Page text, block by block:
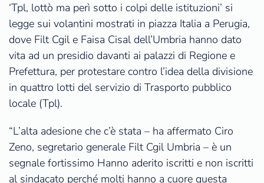
‘Tpl, lottò ma perì sotto i colpi delle istituzioni’ si
legge sui volantini mostrati in piazza Italia a Perugia,
dove Filt Cgil e Faisa Cisal dell’Umbria hanno dato
vita ad un presidio davanti ai palazzi di Regione e
Prefettura, per protestare contro l’idea della divisione
in quattro lotti del servizio di Trasporto pubblico
locale (Tpl).
“L’alta adesione che c’è stata – ha affermato Ciro
Zeno, segretario generale Filt Cgil Umbria – è un
segnale fortissimo Hanno aderito iscritti e non iscritti
al sindacato perché molti hanno a cuore questa